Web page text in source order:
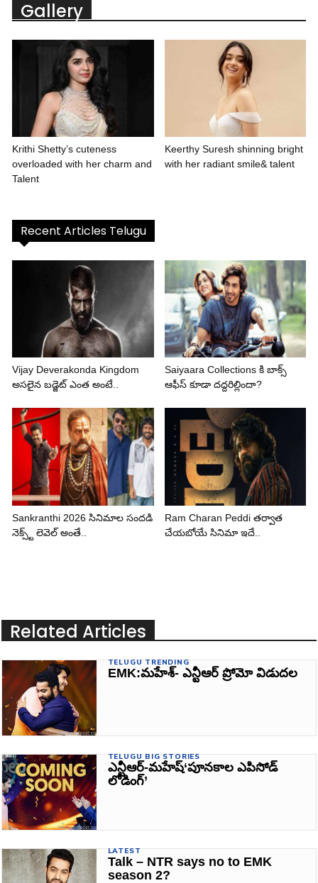
Gallery
Krithi Shetty’s cuteness
overloaded with her charm and
Talent
Keerthy Suresh shinning bright
with her radiant smile& talent
Recent Articles Telugu
Vijay Deverakonda Kingdom
అసలైన బడ్జెట్ ఎంత అంటే..
Saiyaara Collections కి బాక్స్
ఆఫీస్ కూడా దద్దరిల్లిందా?
Sankranthi 2026 సినిమాల సందడి
నెక్స్ట్ లెవెల్ అంతే..
Ram Charan Peddi తర్వాత
చేయబోయే సినిమా ఇదే..
Related Articles
TELUGU TRENDING
EMK:మహేశ్‌- ఎన్టీఆర్‌ ప్రోమో విడుదల
TELUGU BIG STORIES
ఎన్టీఆర్‌-మహేష్‌‘పూనకాల ఎపిసోడ్‌
లోడింగ్‌’
LATEST
Talk – NTR says no to EMK
season 2?